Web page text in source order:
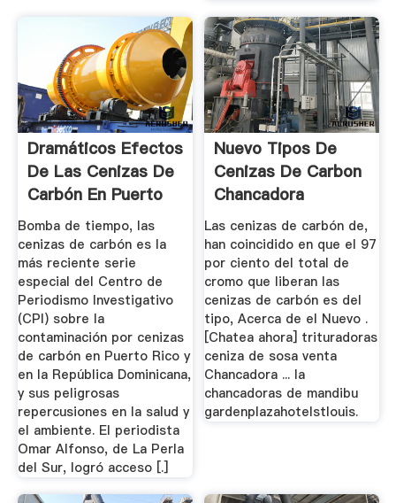
Dramáticos Efectos
De Las Cenizas De
Carbón En Puerto
Rico ...
Bomba de tiempo, las
cenizas de carbón es la
más reciente serie
especial del Centro de
Periodismo Investigativo
(CPI) sobre la
contaminación por cenizas
de carbón en Puerto Rico y
en la República Dominicana,
y sus peligrosas
repercusiones en la salud y
el ambiente. El periodista
Omar Alfonso, de La Perla
del Sur, logró acceso [.]
Nuevo Tipos De
Cenizas De Carbon
Chancadora
Las cenizas de carbón de,
han coincidido en que el 97
por ciento del total de
cromo que liberan las
cenizas de carbón es del
tipo, Acerca de el Nuevo .
[Chatea ahora] trituradoras
ceniza de sosa venta
Chancadora ... la
chancadoras de mandibu
gardenplazahotelstlouis.